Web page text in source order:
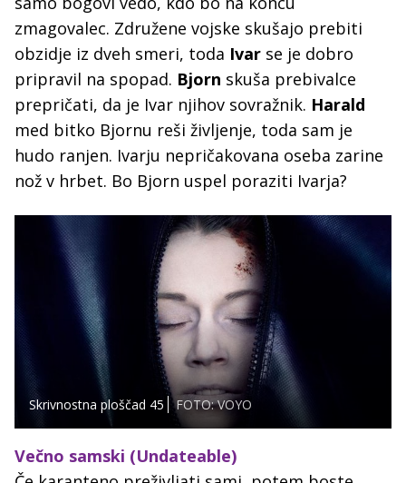
zmagovalec. Združene vojske skušajo prebiti
obzidje iz dveh smeri, toda Ivar se je dobro
pripravil na spopad. Bjorn skuša prebivalce
prepričati, da je Ivar njihov sovražnik. Harald
med bitko Bjornu reši življenje, toda sam je
hudo ranjen. Ivarju nepričakovana oseba zarine
nož v hrbet. Bo Bjorn uspel poraziti Ivarja?
Skrivnostna ploščad 45 FOTO: VOYO
Večno samski (Undateable)